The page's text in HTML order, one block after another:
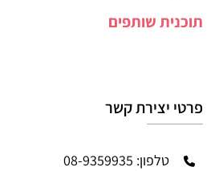
תוכנית שותפים
פרטי יצירת קשר
טלפון: 08-9359935